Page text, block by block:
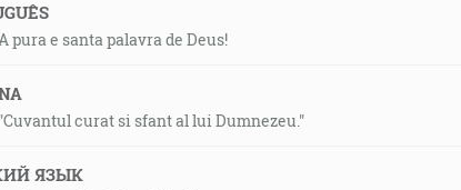
pura e santa palavra de Deus!
curat si sfant al lui Dumnezeu."
ЯЗЫК